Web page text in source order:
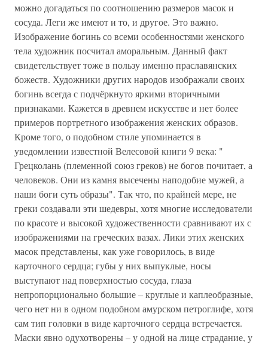
можно догадаться по соотношению размеров масок и
сосуда. Леги же имеют и то, и другое. Это важно.
Изображение богинь со всеми особенностями женского
тела художник посчитал аморальным. Данный факт
свидетельствует тоже в пользу именно праславянских
божеств. Художники других народов изображали своих
богинь всегда с подчёркнуто яркими вторичными
признаками. Кажется в древнем искусстве и нет более
примеров портретного изображения женских образов.
Кроме того, о подобном стиле упоминается в
уведомлении известной Велесовой книги 9 века: "
Грецколань (племенной союз греков) не богов почитает, а
человеков. Они из камня высечены наподобие мужей, а
наши боги суть образы". Так что, по крайней мере, не
греки создавали эти шедевры, хотя многие исследователи
по красоте и высокой художественности сравнивают их с
изображениями на греческих вазах. Лики этих женских
масок представлены, как уже говорилось, в виде
карточного сердца; губы у них выпуклые, носы
выступают над поверхностью сосуда, глаза
непропорционально большие – круглые и каплеобразные,
чего нет ни в одном подобном амурском петроглифе, хотя
сам тип головки в виде карточного сердца встречается.
Маски явно одухотворены – у одной на лице страдание, у